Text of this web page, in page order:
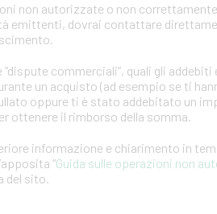
non autorizzate o non
emittenti, dovrai contattare
“dispute commerciali”, quali gli
un acquisto (ad esempio se ti
oppure ti è stato addebitato un
ottenere il rimborso della somma.
informazione e chiarimento in
“Guida sulle operazioni non
del sito.